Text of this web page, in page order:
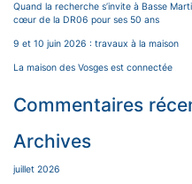
Quand la recherche s’invite à Basse
cœur de la DR06 pour ses 50 ans
9 et 10 juin 2026 : travaux à la maison
La maison des Vosges est connectée
Commentaires
Archives
juillet 2026